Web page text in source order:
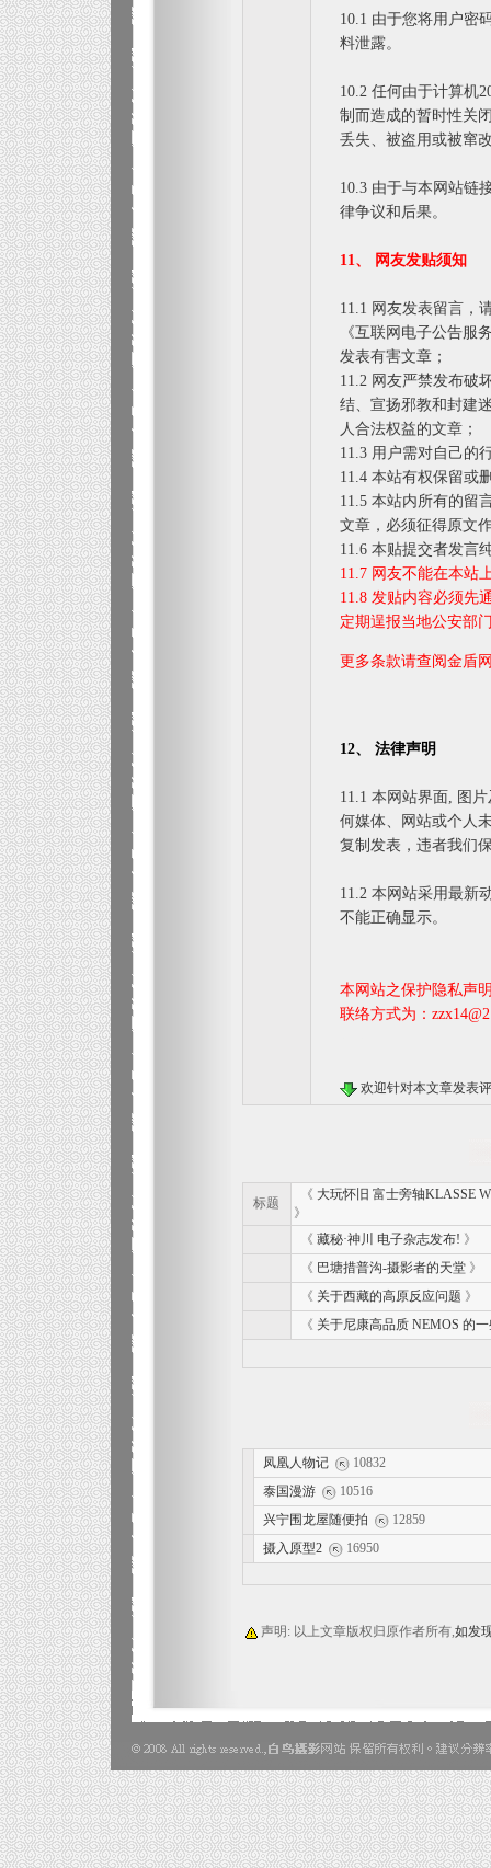
10.1 由于您将用户密
料泄露。
10.2 任何由于计算机
制而造成的暂时性关
丢失、被盗用或被窜
10.3 由于与本网站链
律争议和后果。
11、 网友发贴须知
11.1 网友发表留言，
《互联网电子公告服
发表有害文章；
11.2 网友严禁发布破
结、宣扬邪教和封建
人合法权益的文章；
11.3 用户需对自己的
11.4 本站有权保留或
11.5 本站内所有的留
文章，必须征得原文
11.6 本贴提交者发言
11.7 网友不能在本站
11.8 发贴内容必须先
定期逞报当地公安部
更多条款请查阅金盾
12、 法律声明
11.1 本网站界面, 图
何媒体、网站或个人
复制发表，违者我们
11.2 本网站采用最新
不能正确显示。
本网站之保护隐私声
联络方式为：
欢迎针对本文章发表
标题
《 大玩怀旧 富士旁轴KLASSE
》
《 藏秘·神川 电子杂志发布! 》
《 巴塘措普沟-摄影者的天堂》
《 关于西藏的高原反应问题 》
《 关于尼康高品质 NEMOS 的
凤凰人物记
10832
泰国漫游
10516
兴宁围龙屋随便拍
12859
摄入原型2
16950
声明: 以上文章版权归原作者所有,如发